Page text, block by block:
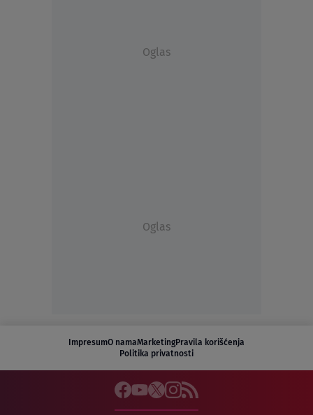
Oglas
Oglas
ImpresumO namaMarketingPravila korišćenja
Politika privatnosti